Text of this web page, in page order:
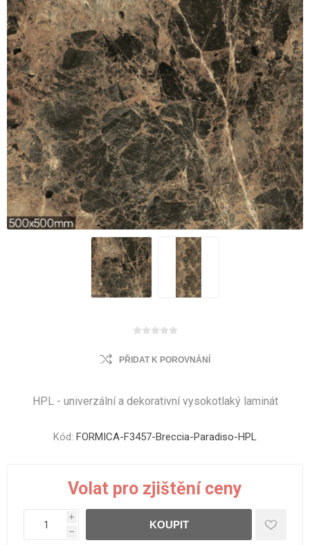
PŘIDAT K POROVNÁNÍ
HPL - univerzální a dekorativní vysokotlaký laminát
Kód: FORMICA-F3457-Breccia-Paradiso-HPL
Volat pro zjištění ceny
i
h
KOUPIT